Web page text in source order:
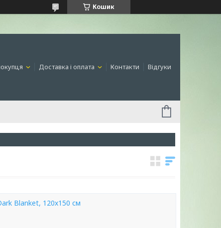
Кошик
Доставка і оплата Контакти Відгуки
Blanket, 120х150 см